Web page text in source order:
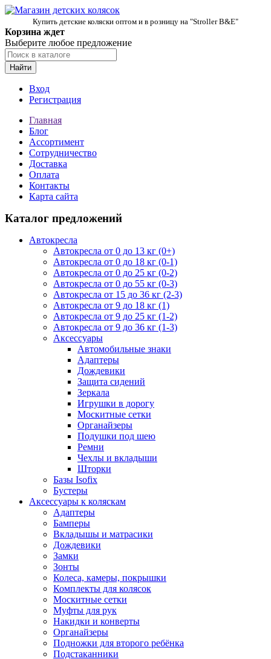
Купить детские коляски оптом и в розницу на "Stroller B&E"
Корзина ждет
Выберите любое предложение
Найти
Вход
Регистрация
Главная
Блог
Ассортимент
Сотрудничество
Доставка
Оплата
Контакты
Карта сайта
Каталог предложений
Автокресла
Автокресла от 0 до 13 кг (0+)
Автокресла от 0 до 18 кг (0-1)
Автокресла от 0 до 25 кг (0-2)
Автокресла от 0 до 55 кг (0-3)
Автокресла от 15 до 36 кг (2-3)
Автокресла от 9 до 18 кг (1)
Автокресла от 9 до 25 кг (1-2)
Автокресла от 9 до 36 кг (1-3)
Аксессуары
Автомобильные знаки
Адаптеры
Дождевики
Защита сидений
Зеркала
Игрушки в дорогу
Москитные сетки
Органайзеры
Подушки под шею
Ремни
Чехлы и вкладыши
Шторки
Базы Isofix
Бустеры
Аксессуары к коляскам
Адаптеры
Бамперы
Вкладышы и матрасики
Дождевики
Замки
Зонты
Колеса, камеры, покрышки
Комплекты для колясок
Москитные сетки
Муфты для рук
Накидки и конверты
Органайзеры
Подножки для второго ребёнка
Подстаканники